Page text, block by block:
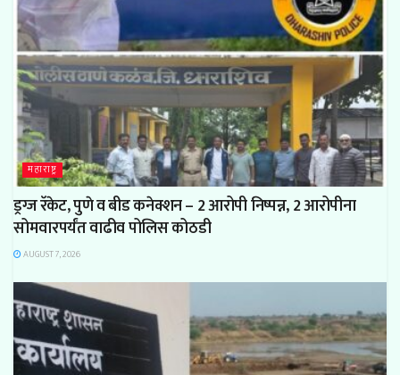
महाराष्ट्र
ड्रग्ज रॅकेट, पुणे व बीड कनेक्शन – 2 आरोपी निष्पन्न, 2 आरोपीना
सोमवारपर्यंत वाढीव पोलिस कोठडी
AUGUST 7, 2026